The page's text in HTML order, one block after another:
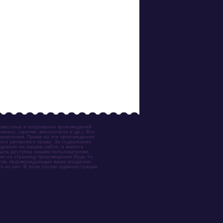
и популярных произведений
скрипки, виолончели и др.). Все
Права на эти произведения
авторского права. За содержание
на нашем сайте, и имеете
доступна нашим пользователям,
на страницу произведения (будь то
подтверждающие ваше владение
из них. В этом случае администрация